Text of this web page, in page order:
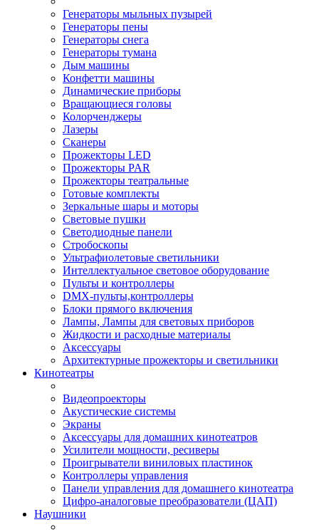
Генераторы мыльных пузырей
Генераторы пены
Генераторы снега
Генераторы тумана
Дым машины
Конфетти машины
Динамические приборы
Вращающиеся головы
Колорченджеры
Лазеры
Сканеры
Прожекторы LED
Прожекторы PAR
Прожекторы театральные
Готовые комплекты
Зеркальные шары и моторы
Световые пушки
Светодиодные панели
Стробоскопы
Ультрафиолетовые светильники
Интеллектуальное световое оборудование
Пульты и контроллеры
DMX-пульты,контроллеры
Блоки прямого включения
Лампы, Лампы для световых приборов
Жидкости и расходные материалы
Аксессуары
Архитектурные прожекторы и светильники
Кинотеатры
Видеопроекторы
Акустические системы
Экраны
Аксессуары для домашних кинотеатров
Усилители мощности, ресиверы
Проигрыватели виниловых пластинок
Контроллеры управления
Панели управления для домашнего кинотеатра
Цифро-аналоговые преобразователи (ЦАП)
Наушники